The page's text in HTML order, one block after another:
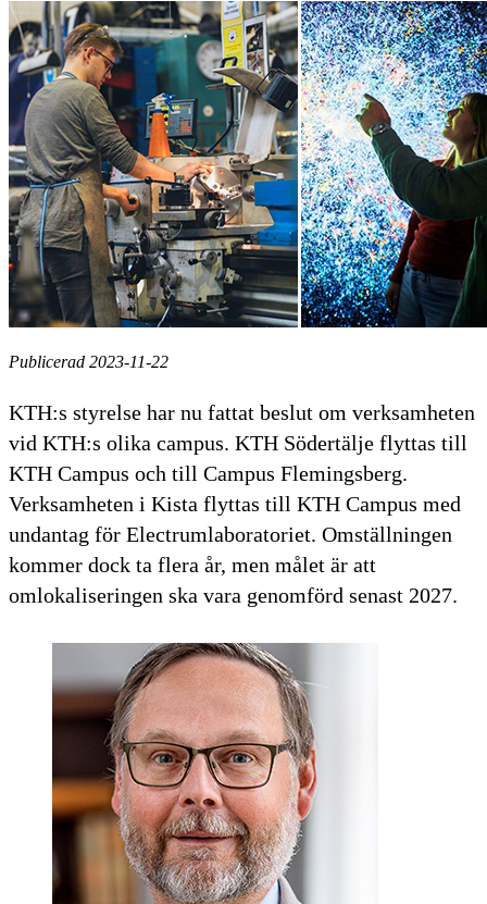
Publicerad 2023-11-22
KTH:s styrelse har nu fattat beslut om verksamheten
vid KTH:s olika campus. KTH Södertälje flyttas till
KTH Campus och till Campus Flemingsberg.
Verksamheten i Kista flyttas till KTH Campus med
undantag för Electrumlaboratoriet. Omställningen
kommer dock ta flera år, men målet är att
omlokaliseringen ska vara genomförd senast 2027.